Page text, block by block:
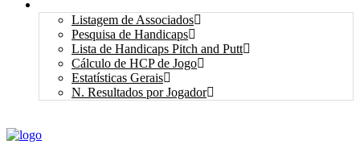
Listagem de Associados
Pesquisa de Handicaps
Lista de Handicaps Pitch and Putt
Cálculo de HCP de Jogo
Estatísticas Gerais
N. Resultados por Jogador